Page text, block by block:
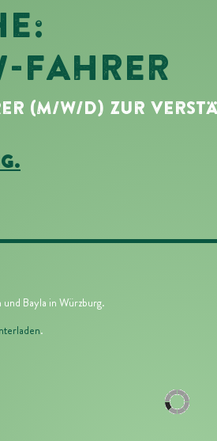
FAHRER
(m/w/d) Zur
und Bayla in Würzburg.
.